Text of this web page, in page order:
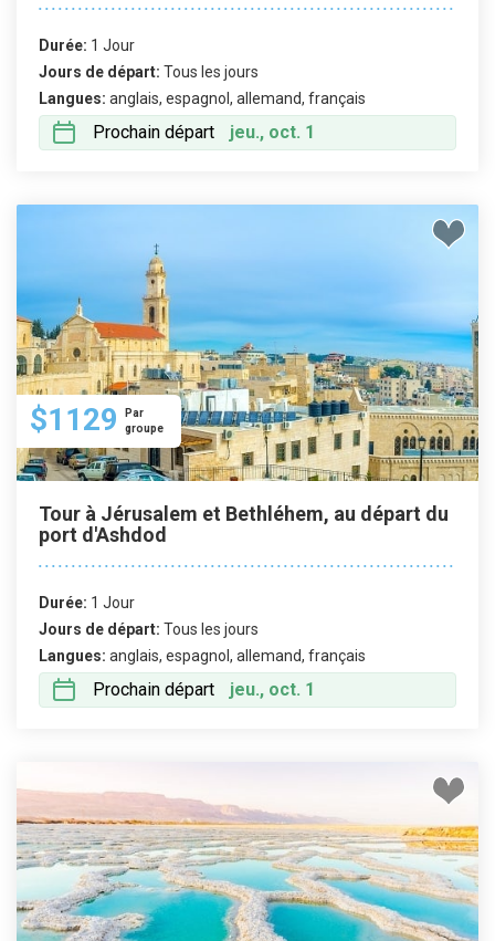
Durée: 1 Jour
Jours de départ: Tous les jours
Langues: anglais, espagnol, allemand, français
Prochain départ jeu., oct. 1
$1129
Par
groupe
Tour à Jérusalem et Bethléhem, au départ du
port d'Ashdod
Durée: 1 Jour
Jours de départ: Tous les jours
Langues: anglais, espagnol, allemand, français
Prochain départ jeu., oct. 1